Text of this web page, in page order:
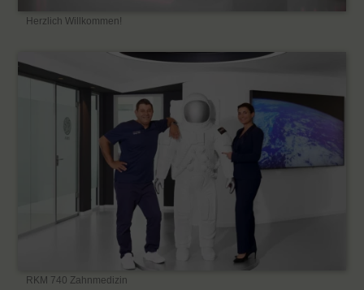
Herzlich Willkommen!
RKM 740 Zahnmedizin